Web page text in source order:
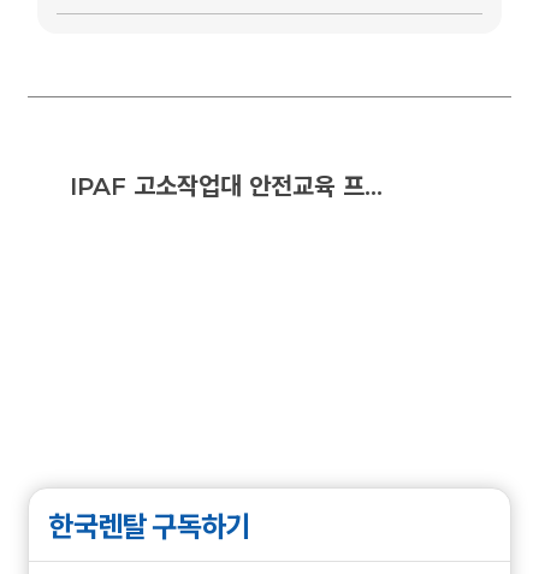
IPAF 고소작업대 안전교육 프로그램
한국렌탈 구독하기